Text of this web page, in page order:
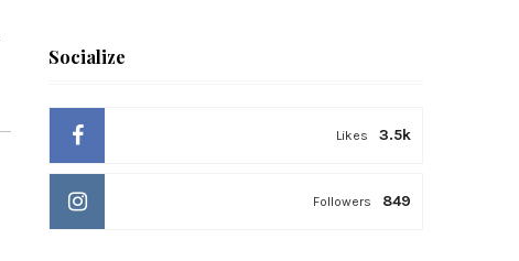
Socialize
3.5k
Likes
849
Followers